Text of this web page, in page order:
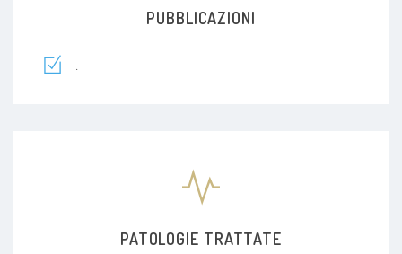
PUBBLICAZIONI
.
PATOLOGIE TRATTATE